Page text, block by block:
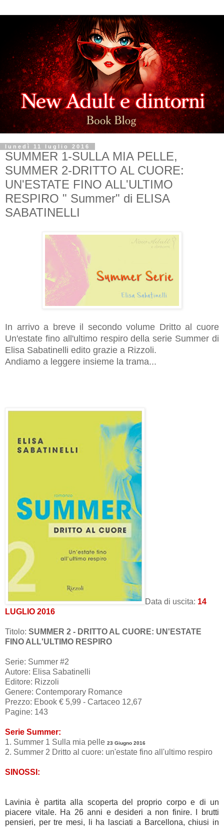
lunedì 11 luglio 2016
SUMMER 1-SULLA MIA PELLE,
SUMMER 2-DRITTO AL CUORE:
UN'ESTATE FINO ALL'ULTIMO
RESPIRO " Summer" di ELISA
SABATINELLI
In arrivo a breve il secondo volume Dritto al cuore
Un'estate fino all'ultimo respiro della serie Summer di
Elisa Sabatinelli edito grazie a Rizzoli.
Andiamo a leggere insieme la trama...
Data di uscita: 14
LUGLIO 2016
Titolo: SUMMER 2 - DRITTO AL CUORE: UN'ESTATE
FINO ALL'ULTIMO RESPIRO
Serie: Summer #2
Autore: Elisa Sabatinelli
Editore: Rizzoli
Genere: Contemporary Romance
Prezzo: Ebook € 5,99 - Cartaceo 12,67
Pagine: 143
Serie Summer:
1. Summer 1 Sulla mia pelle 23 Giugno 2016
2. Summer 2 Dritto al cuore: un'estate fino all'ultimo respiro
SINOSSI:
Lavinia è partita alla scoperta del proprio corpo e di un
piacere vitale. Ha 26 anni e desideri a non finire. I brutti
pensieri, per tre mesi, li ha lasciati a Barcellona, chiusi in